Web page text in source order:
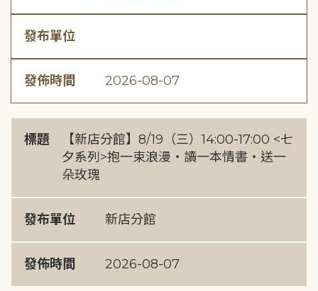
發布單位
發佈時間 2026-08-07
標題
【新店分館】8/19（三）14:00-17:00 <七
夕系列>抱一束浪漫・讀一本情書・送一
朵玫瑰
發布單位 新店分館
發佈時間 2026-08-07